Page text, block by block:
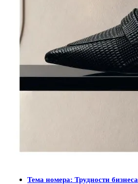
Тема номера: Трудности бизнеса